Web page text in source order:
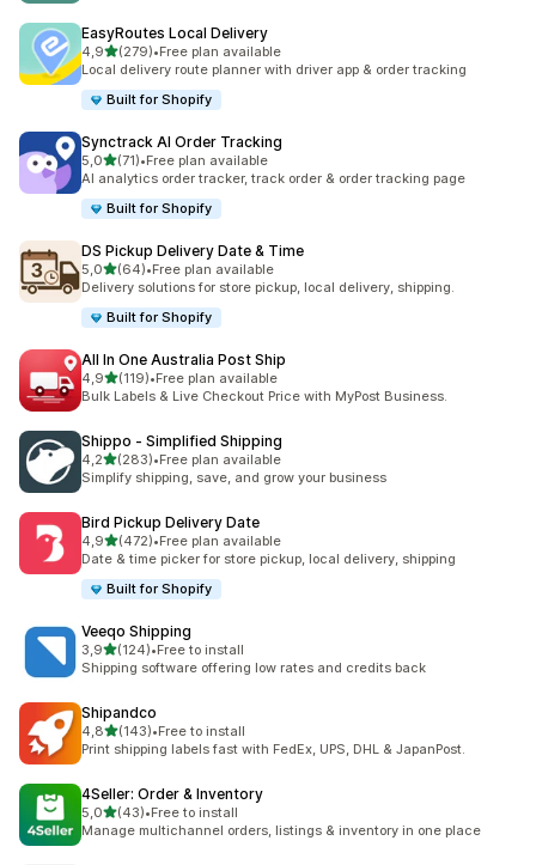
EasyRoutes Local Delivery
4,9z 5 hvězd
(279)
Celkový počet recenzí: 279
•Free plan available
Local delivery route planner with driver app & order tracking
Built for Shopify
Synctrack AI Order Tracking
5,0z 5 hvězd
(71)
Celkový počet recenzí: 71
•Free plan available
AI analytics order tracker, track order & order tracking page
Built for Shopify
DS Pickup Delivery Date & Time
5,0z 5 hvězd
(64)
Celkový počet recenzí: 64
•Free plan available
Delivery solutions for store pickup, local delivery, shipping.
Built for Shopify
All In One Australia Post Ship
4,9z 5 hvězd
(119)
Celkový počet recenzí: 119
•Free plan available
Bulk Labels & Live Checkout Price with MyPost Business.
Shippo ‑ Simplified Shipping
4,2z 5 hvězd
(283)
Celkový počet recenzí: 283
•Free plan available
Simplify shipping, save, and grow your business
Bird Pickup Delivery Date
4,9z 5 hvězd
(472)
Celkový počet recenzí: 472
•Free plan available
Date & time picker for store pickup, local delivery, shipping
Built for Shopify
Veeqo Shipping
3,9z 5 hvězd
(124)
Celkový počet recenzí: 124
•Free to install
Shipping software offering low rates and credits back
Shipandco
4,8z 5 hvězd
(143)
Celkový počet recenzí: 143
•Free to install
Print shipping labels fast with FedEx, UPS, DHL & JapanPost.
4Seller: Order & Inventory
5,0z 5 hvězd
(43)
Celkový počet recenzí: 43
•Free to install
Manage multichannel orders, listings & inventory in one place